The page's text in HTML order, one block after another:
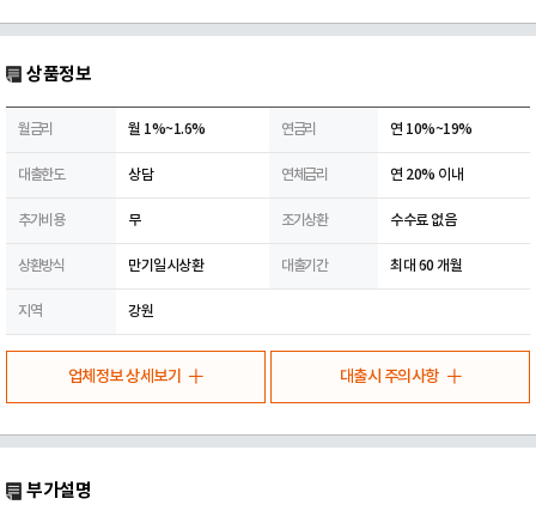
상품정보
월금리 월 1%~1.6% 연금리 연 10%~19%
대출한도 상담 연체금리 연 20% 이내
추가비용 무 조기상환 수수료 없음
상환방식 만기일시상환 대출기간 최대 60 개월
지역 강원
업체정보 상세보기 대출시 주의사항
부가설명